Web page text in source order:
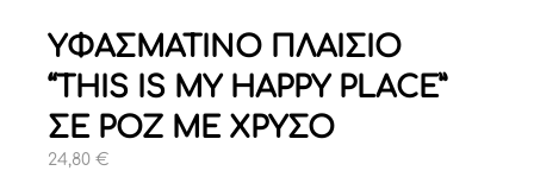
ΥΦΑΣΜΑΤΙΝΟ ΠΛΑΙΣΙΟ
“THIS IS MY HAPPY PLACE”
ΣΕ ΡΟΖ ΜΕ ΧΡΥΣΟ
24,80 €